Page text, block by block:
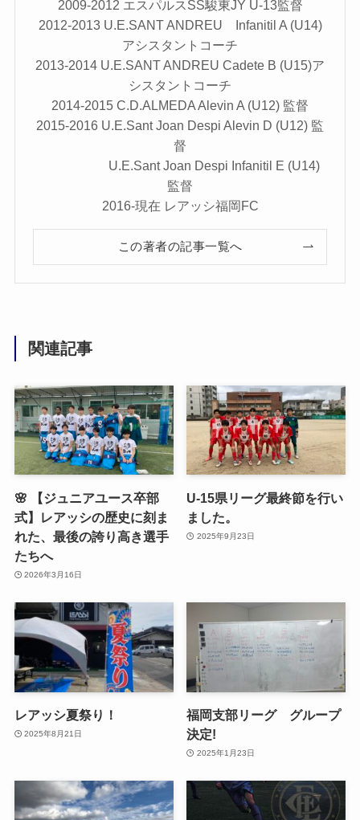
2009-2012 エスパルスSS駿東JY U-13監督
2012-2013 U.E.SANT ANDREU Infanitil A (U14)
アシスタントコーチ
2013-2014 U.E.SANT ANDREU Cadete B (U15)ア
シスタントコーチ
2014-2015 C.D.ALMEDA Alevin A (U12) 監督
2015-2016 U.E.Sant Joan Despi Alevin D (U12) 監
督
U.E.Sant Joan Despi Infanitil E (U14)
監督
2016-現在 レアッシ福岡FC
この著者の記事一覧へ
関連記事
🌸 【ジュニアユース卒部
式】レアッシの歴史に刻ま
れた、最後の誇り高き選手
たちへ
2026年3月16日
U-15県リーグ最終節を行い
ました。
2025年9月23日
レアッシ夏祭り！
2025年8月21日
福岡支部リーグ グループ
決定!
2025年1月23日